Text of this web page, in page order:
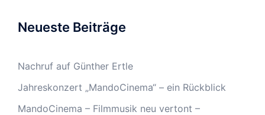
Neueste Beiträge
Nachruf auf Günther Ertle
Jahreskonzert „MandoCinema“ – ein Rückblick
MandoCinema – Filmmusik neu vertont –